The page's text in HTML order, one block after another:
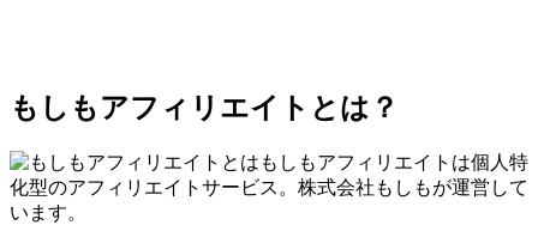
もしもアフィリエイトとは？
もしもアフィリエイトは個人特
化型のアフィリエイトサービス。株式会社もしもが運営して
います。